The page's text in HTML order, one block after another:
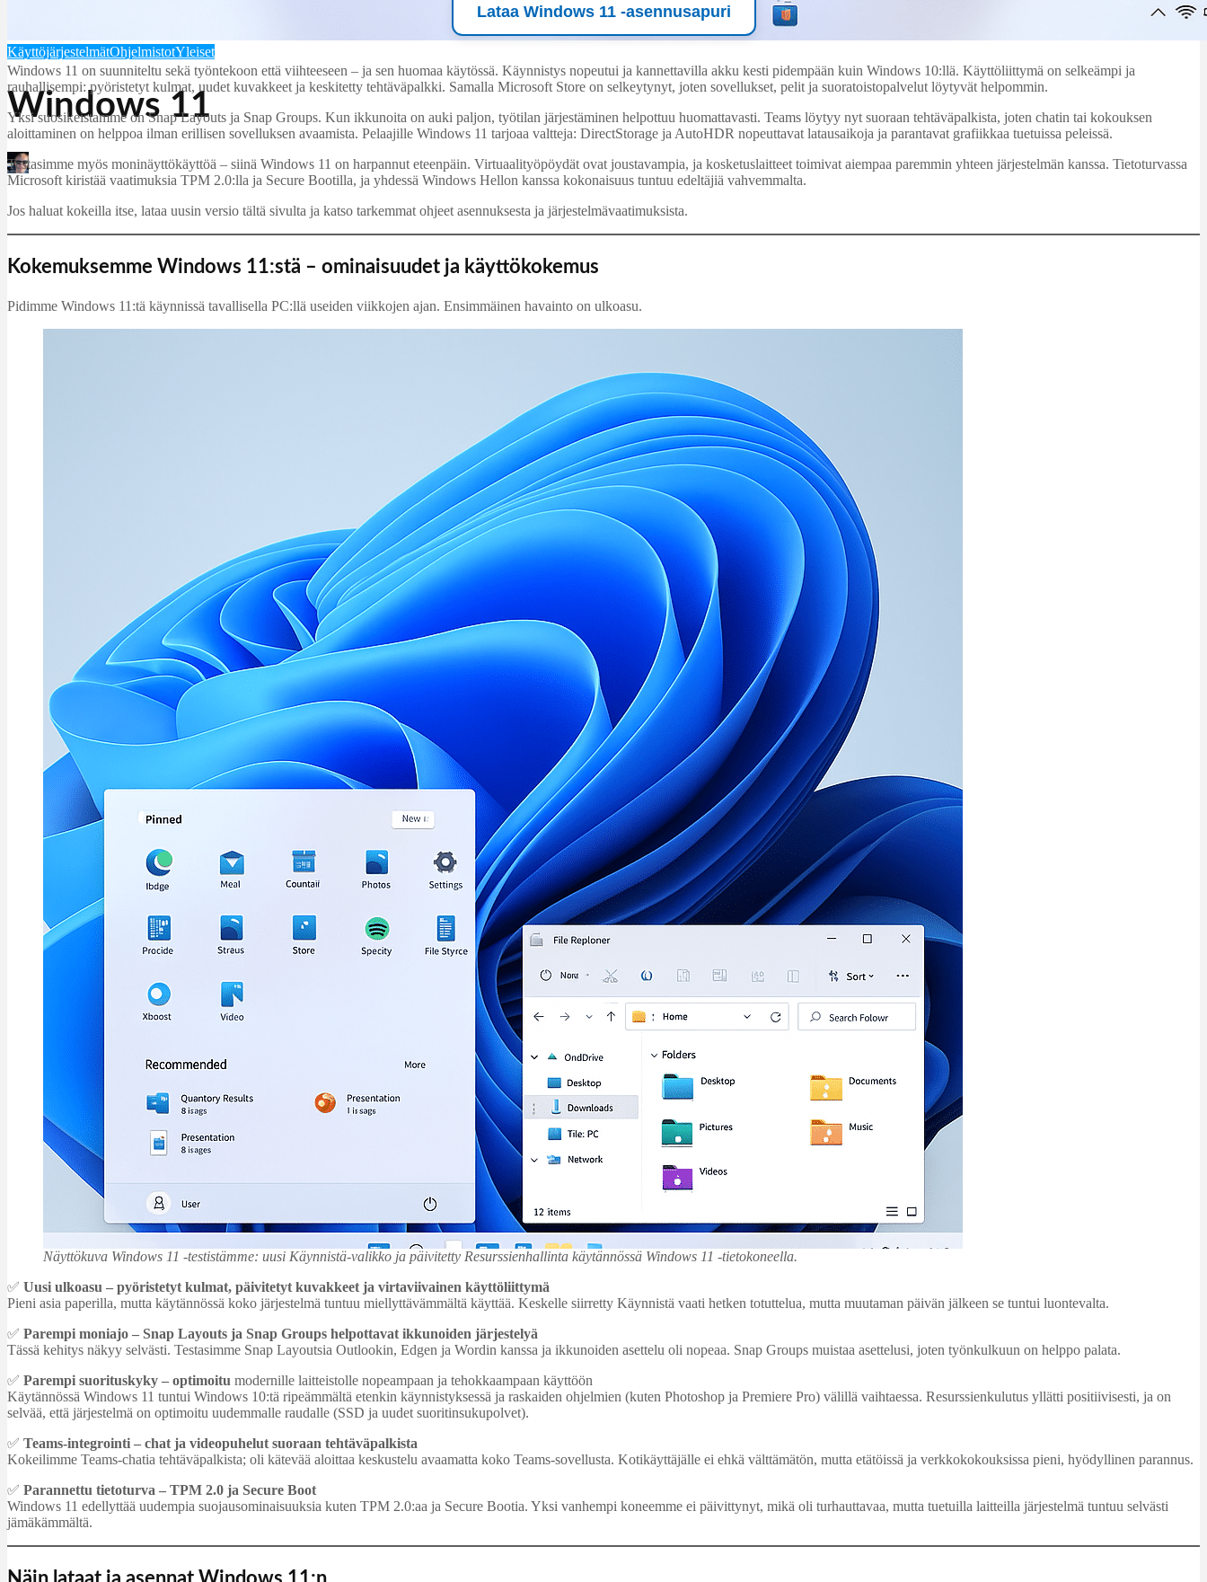
KäyttöjärjestelmätOhjelmistotYleiset
Windows 11
Martin Jørgensen
juli 20, 2026
Lataa Windows 11 -asennusapuri
Windows 11 on suunniteltu sekä työntekoon että viihteeseen – ja sen huomaa käytössä. Käynnistys nopeutui ja kannettavilla akku kesti pidempään kuin Windows 10:llä. Käyttöliittymä on selkeämpi ja
rauhallisempi: pyöristetyt kulmat, uudet kuvakkeet ja keskitetty tehtäväpalkki. Samalla Microsoft Store on selkeytynyt, joten sovellukset, pelit ja suoratoistopalvelut löytyvät helpommin.
Yksi suosikeistamme on Snap Layouts ja Snap Groups. Kun ikkunoita on auki paljon, työtilan järjestäminen helpottuu huomattavasti. Teams löytyy nyt suoraan tehtäväpalkista, joten chatin tai kokouksen
aloittaminen on helppoa ilman erillisen sovelluksen avaamista. Pelaajille Windows 11 tarjoaa valtteja: DirectStorage ja AutoHDR nopeuttavat latausaikoja ja parantavat grafiikkaa tuetuissa peleissä.
Testasimme myös moninäyttökäyttöä – siinä Windows 11 on harpannut eteenpäin. Virtuaalityöpöydät ovat joustavampia, ja kosketuslaitteet toimivat aiempaa paremmin yhteen järjestelmän kanssa. Tietoturvassa
Microsoft kiristää vaatimuksia TPM 2.0:lla ja Secure Bootilla, ja yhdessä Windows Hellon kanssa kokonaisuus tuntuu edeltäjiä vahvemmalta.
Jos haluat kokeilla itse, lataa uusin versio tältä sivulta ja katso tarkemmat ohjeet asennuksesta ja järjestelmävaatimuksista.
Kokemuksemme Windows 11:stä – ominaisuudet ja käyttökokemus
Pidimme Windows 11:tä käynnissä tavallisella PC:llä useiden viikkojen ajan. Ensimmäinen havainto on ulkoasu.
Näyttökuva Windows 11 -testistämme: uusi Käynnistä-valikko ja päivitetty Resurssienhallinta käytännössä Windows 11 -tietokoneella.
✅ Uusi ulkoasu – pyöristetyt kulmat, päivitetyt kuvakkeet ja virtaviivainen käyttöliittymä
Pieni asia paperilla, mutta käytännössä koko järjestelmä tuntuu miellyttävämmältä käyttää. Keskelle siirretty Käynnistä vaati hetken totuttelua, mutta muutaman päivän jälkeen se tuntui luontevalta.
✅ Parempi moniajo – Snap Layouts ja Snap Groups helpottavat ikkunoiden järjestelyä
Tässä kehitys näkyy selvästi. Testasimme Snap Layoutsia Outlookin, Edgen ja Wordin kanssa ja ikkunoiden asettelu oli nopeaa. Snap Groups muistaa asettelusi, joten työnkulkuun on helppo palata.
✅ Parempi suorituskyky – optimoitu modernille laitteistolle nopeampaan ja tehokkaampaan käyttöön
Käytännössä Windows 11 tuntui Windows 10:tä ripeämmältä etenkin käynnistyksessä ja raskaiden ohjelmien (kuten Photoshop ja Premiere Pro) välillä vaihtaessa. Resurssienkulutus yllätti positiivisesti, ja on
selvää, että järjestelmä on optimoitu uudemmalle raudalle (SSD ja uudet suoritinsukupolvet).
✅ Teams‑integrointi – chat ja videopuhelut suoraan tehtäväpalkista
Kokeilimme Teams-chatia tehtäväpalkista; oli kätevää aloittaa keskustelu avaamatta koko Teams-sovellusta. Kotikäyttäjälle ei ehkä välttämätön, mutta etätöissä ja verkkokokouksissa pieni, hyödyllinen parannus.
✅ Parannettu tietoturva – TPM 2.0 ja Secure Boot
Windows 11 edellyttää uudempia suojausominaisuuksia kuten TPM 2.0:aa ja Secure Bootia. Yksi vanhempi koneemme ei päivittynyt, mikä oli turhauttavaa, mutta tuetuilla laitteilla järjestelmä tuntuu selvästi
jämäkämmältä.